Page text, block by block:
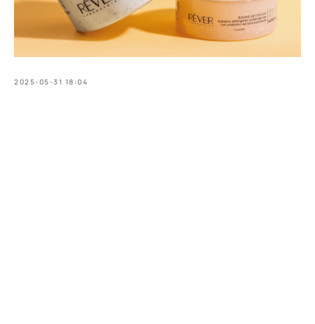
2025-05-31 18:04